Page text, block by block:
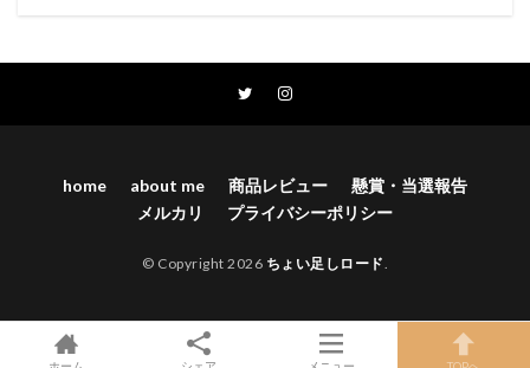
home about me 商品レビュー
懸賞・当選報告
メルカリ
プライバシーポリシー
© Copyright 2026 ちょい足しロード.